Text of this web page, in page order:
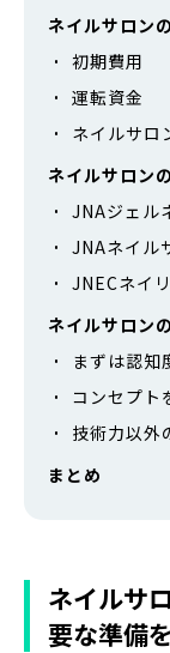
ネイルサロン
初期費用
運転資金
ネイルサロ
ネイルサロン
JNAジェル
JNAネイル
JNECネイ
ネイルサロン
まずは認知
コンセプト
技術力以外
まとめ
ネイルサ
要な準備